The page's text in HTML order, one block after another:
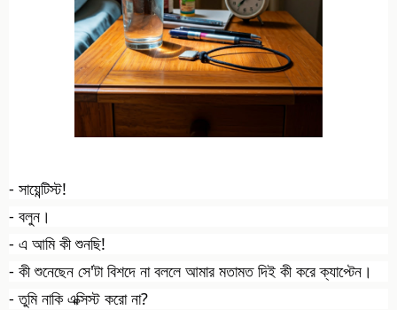
- সায়েন্টিস্ট!
- বলুন।
- এ আমি কী শুনছি!
- কীশুনেছেন সে'টা বিশদে না বললে আমার মতামত দিই কী করে ক্যাপ্টেন।
- তুমি নাকি এক্সিস্ট করো না?